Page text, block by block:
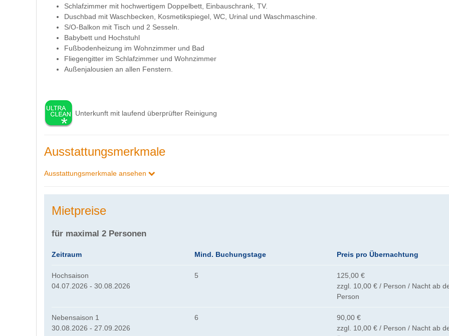
Schlafzimmer mit hochwertigem Doppelbett, Einbauschrank, TV.
Duschbad mit Waschbecken, Kosmetikspiegel, WC, Urinal und Waschmaschine.
S/O-Balkon mit Tisch und 2 Sesseln.
Babybett und Hochstuhl
Fußbodenheizung im Wohnzimmer und Bad
Fliegengitter im Schlafzimmer und Wohnzimmer
Außenjalousien an allen Fenstern.
Unterkunft mit laufend überprüfter Reinigung
Ausstattungsmerkmale
Ausstattungsmerkmale ansehen
Mietpreise
für maximal 2 Personen
Zeitraum Mind. Buchungstage Preis pro Übernachtung
Hochsaison
04.07.2026 - 30.08.2026
5
125,00 €
zzgl. 10,00 € / Person / Nacht ab
Person
Nebensaison 1
30.08.2026 - 27.09.2026
6
90,00 €
zzgl. 10,00 € / Person / Nacht ab